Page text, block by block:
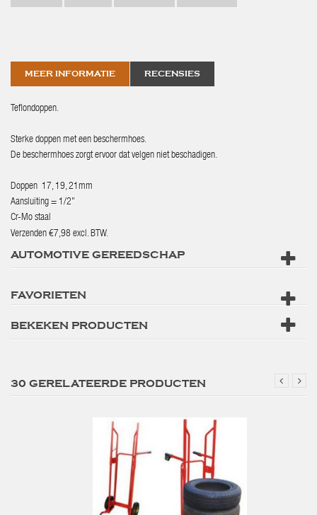
MEER INFORMATIE RECENSIES
Teflondoppen.
Sterke doppen met een beschermhoes.
De beschermhoes zorgt ervoor dat velgen niet beschadigen.
Doppen 17, 19, 21mm
Aansluiting = 1/2"
Cr-Mo staal
Verzenden €7,98 excl. BTW.
AUTOMOTIVE GEREEDSCHAP
FAVORIETEN
BEKEKEN PRODUCTEN
30 GERELATEERDE PRODUCTEN